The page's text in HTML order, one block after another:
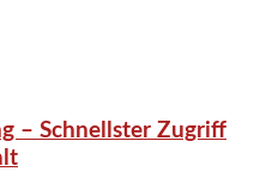
– Schnellster Zugriff